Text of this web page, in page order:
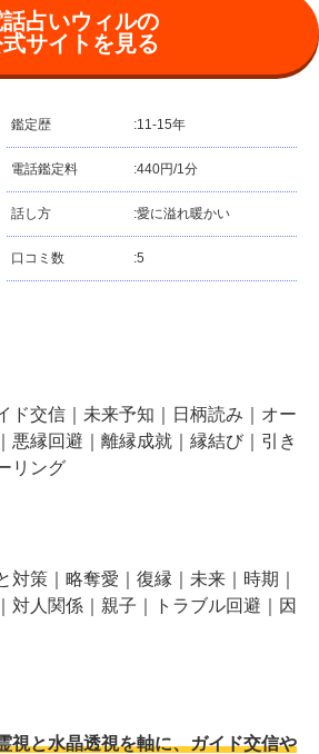
話占いウィルの
サイトを見る
鑑定歴 :11-15年
電話鑑定料 :440円/1分
話し方 :愛に溢れ暖かい
口コミ数 :5
ド交信｜未来予知｜日柄読み｜オー
悪縁回避｜離縁成就｜縁結び｜引き
リング
対策｜略奪愛｜復縁｜未来｜時期｜
対人関係｜親子｜トラブル回避｜因
視と水晶透視を軸に、ガイド交信や